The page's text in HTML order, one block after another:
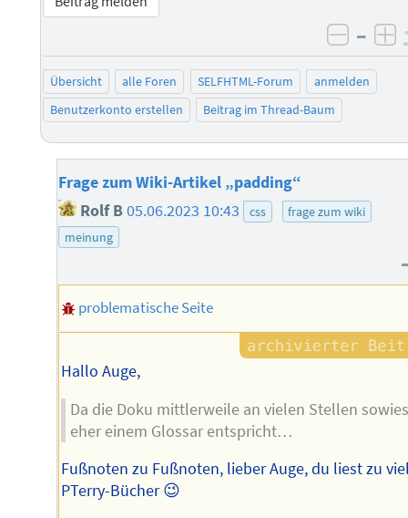
–
Übersicht alle Foren SELFHTML-Forum
anmelden
Benutzerkonto erstellen
Beitrag im Thread-Baum
Frage zum Wiki-Artikel „padding“
Rolf B05.06.2023 10:43 css
frage zum wiki
meinung
problematische Seite
Hallo Auge,
Da die Doku mittlerweile an vielen Stellen
eher einem Glossar entspricht…
Fußnoten zu Fußnoten, lieber Auge, du liest zu
PTerry-Bücher 😉